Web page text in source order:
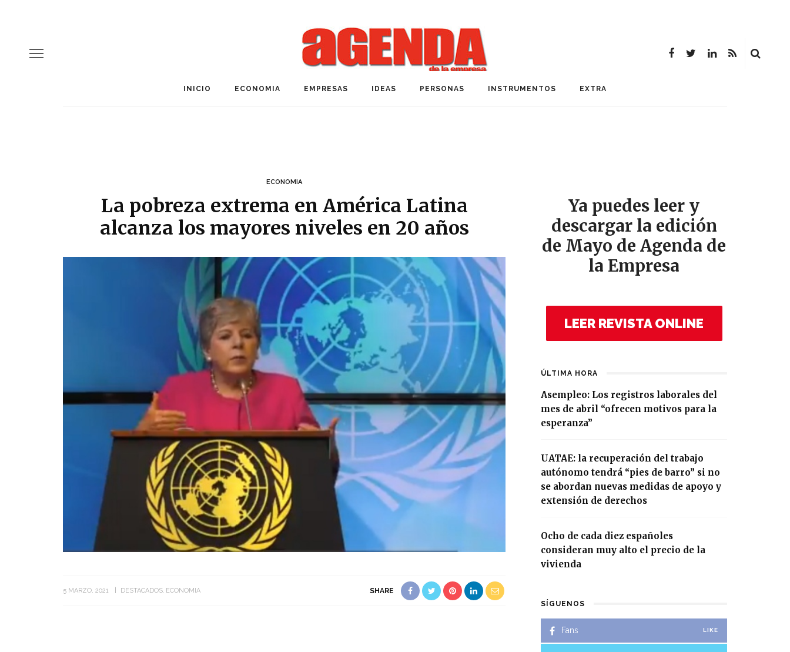
INICIO ECONOMIA EMPRESAS IDEAS PERSONAS INSTRUMENTOS EXTRA
ECONOMIA
La pobreza extrema en América Latina
alcanza los mayores niveles en 20 años
5 MARZO, 2021 DESTACADOS ECONOMIA SHARE
Ya puedes leer y
descargar la edición
de Mayo de Agenda de
la Empresa
LEER REVISTA ONLINE
ÚLTIMA HORA
Asempleo: Los registros laborales del
mes de abril “ofrecen motivos para la
esperanza”
UATAE: la recuperación del trabajo
autónomo tendrá “pies de barro” si no
se abordan nuevas medidas de apoyo y
extensión de derechos
Ocho de cada diez españoles
consideran muy alto el precio de la
vivienda
SÍGUENOS
Fans LIKE